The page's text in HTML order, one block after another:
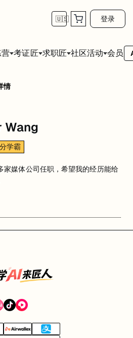
🇺🇸 登录
营 考证匠 求职匠 社区活动 会员
情
Wang
学霸
家媒体公司任职，希望我的经历能给